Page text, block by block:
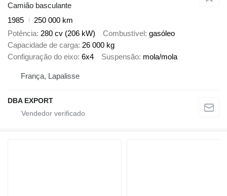
Camião basculante
1985
250 000 km
Potência 280 cv (206 kW) Combustível gasóleo
Capacidade de carga 26 000 kg
Configuração do eixo 6x4 Suspensão mola/mola
França, Lapalisse
DBA EXPORT